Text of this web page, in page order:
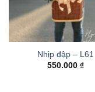
Nhịp đập – L61
550.000 ₫